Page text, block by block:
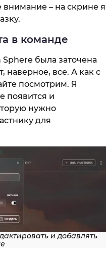
внимание – на скрине я
в команде
Sphere была заточена
наверное, все. А как с
посмотрим. Я
появится и
нужно
для
и добавлять